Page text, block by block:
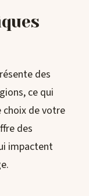
des
ce qui
choix de votre
des
impactent